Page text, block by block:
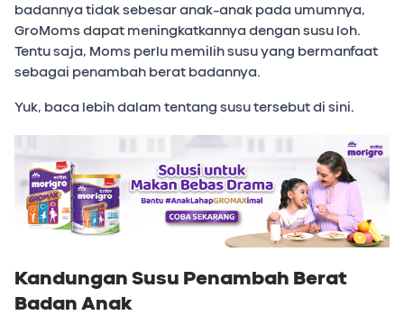
badannya tidak sebesar anak-anak pada umumnya,
GroMoms dapat meningkatkannya dengan susu loh.
Tentu saja, Moms perlu memilih susu yang bermanfaat
sebagai penambah berat badannya.
Yuk, baca lebih dalam tentang susu tersebut di sini.
Kandungan Susu Penambah Berat
Badan Anak